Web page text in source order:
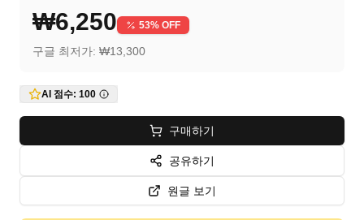
₩6,250 53% OFF
구글 최저가: ₩13,300
AI 점수: 100
구매하기
공유하기
원글 보기